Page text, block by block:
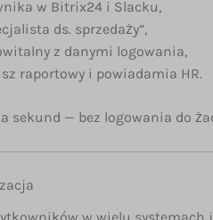
w Bitrix24 i Slacku,
ds. sprzedaży”,
z danymi logowania,
raportowy i powiadamia HR.
sekund — bez logowania do